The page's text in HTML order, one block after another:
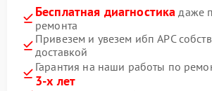
Бесплатная диагностика даже
ремонта
Привезем и увезем ибп APC
доставкой
Гарантия на наши работы по
3-х лет